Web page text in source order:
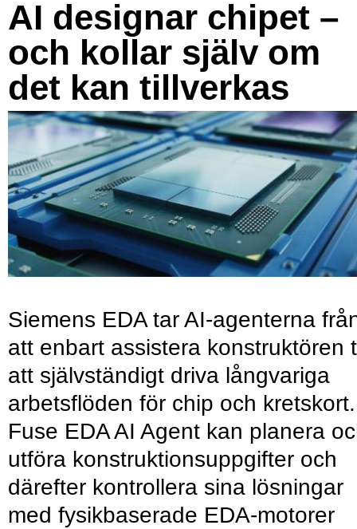
AI designar chipet –
och kollar själv om
det kan tillverkas
Siemens EDA tar AI-agenterna
att enbart assistera konstruktören
att självständigt driva långvariga
arbetsflöden för chip och kretskort.
Fuse EDA AI Agent kan planera
utföra konstruktionsuppgifter och
därefter kontrollera sina lösningar
med fysikbaserade EDA-motorer